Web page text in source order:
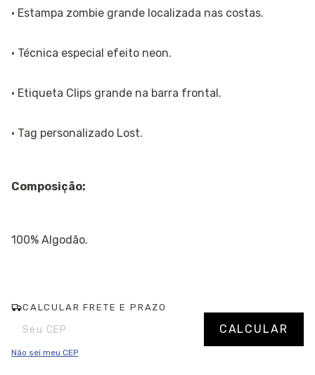
· Estampa zombie grande localizada nas costas.
· Técnica especial efeito neon.
· Etiqueta Clips grande na barra frontal.
· Tag personalizado Lost.
Composição:
100% Algodão.
CALCULAR FRETE E PRAZO
Entregas para o CEP: Alterar CEP
CALCULAR
Não sei meu CEP